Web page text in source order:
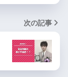
次の記事